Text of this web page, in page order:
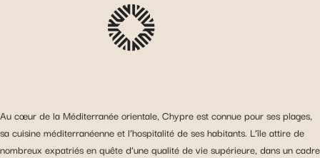
Au cœur de la Méditerranée orientale, Chypre est connue pour ses plages,
sa cuisine méditerranéenne et l’hospitalité de ses habitants. L’île attire de
nombreux expatriés en quête d’une qualité de vie supérieure, dans un cadre